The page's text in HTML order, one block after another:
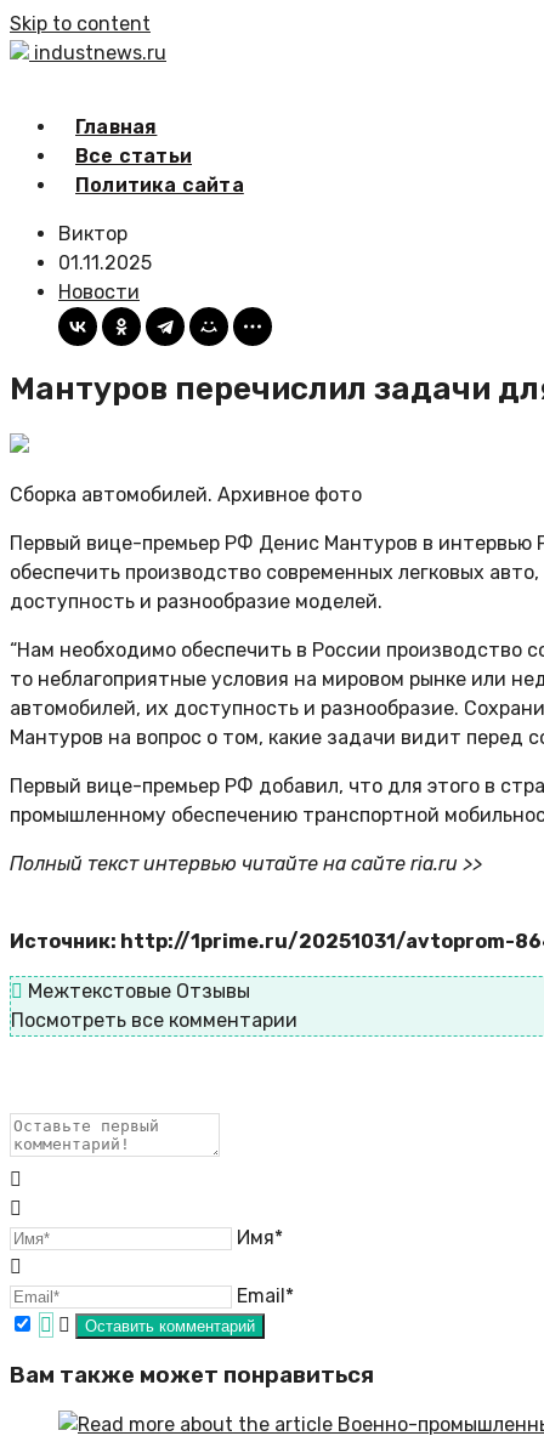
Skip to content
industnews.ru
Главная
Все статьи
Политика сайта
Виктор
01.11.2025
Новости
Мантуров перечислил задачи
Сборка автомобилей. Архивное фото
Первый вице-премьер РФ Денис Мантуров в интервью
обеспечить производство современных легковых
доступность и разнообразие моделей.
“Нам необходимо обеспечить в России
то неблагоприятные условия на мировом рынке или
автомобилей, их доступность и разнообразие.
Мантуров на вопрос о том, какие задачи видит перед
Первый вице-премьер РФ добавил, что для этого в
промышленному обеспечению транспортной
Полный текст интервью читайте на сайте ria.ru >>
Источник: http://1prime.ru/20251031/avtoprom-
Межтекстовые Отзывы
Посмотреть все комментарии
Имя*
Email*
Вам также может понравиться